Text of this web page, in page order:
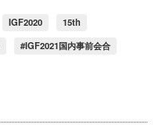
IGF2020
15th
#IGF2021国内事前会合